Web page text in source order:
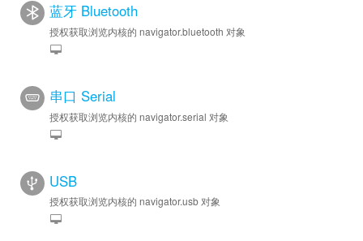
蓝牙 Bluetooth
授权获取浏览内核的 navigator.bluetooth 对象
串口 Serial
授权获取浏览内核的 navigator.serial 对象
USB
授权获取浏览内核的 navigator.usb 对象